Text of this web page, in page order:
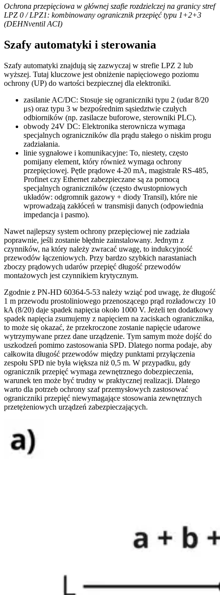
Ochrona przepięciowa w głównej szafie rozdzielczej na granicy stref
LPZ 0 / LPZ1: kombinowany ogranicznik przepięć typu 1+2+3
(DEHNventil ACI)
Szafy automatyki i sterowania
Szafy automatyki znajdują się zazwyczaj w strefie LPZ 2 lub
wyższej. Tutaj kluczowe jest obniżenie napięciowego poziomu
ochrony (UP) do wartości bezpiecznej dla elektroniki.
zasilanie AC/DC: Stosuje się ograniczniki typu 2 (udar 8/20
μs) oraz typu 3 w bezpośrednim sąsiedztwie czułych
odbiorników (np. zasilacze buforowe, sterowniki PLC).
obwody 24V DC: Elektronika sterownicza wymaga
specjalnych ograniczników dla prądu stałego o niskim progu
zadziałania.
linie sygnałowe i komunikacyjne: To, niestety, często
pomijany element, który również wymaga ochrony
przepięciowej. Pętle prądowe 4-20 mA, magistrale RS-485,
Profinet czy Ethernet zabezpieczane są za pomocą
specjalnych ograniczników (często dwustopniowych
układów: odgromnik gazowy + diody Transil), które nie
wprowadzają zakłóceń w transmisji danych (odpowiednia
impedancja i pasmo).
Nawet najlepszy system ochrony przepięciowej nie zadziała
poprawnie, jeśli zostanie błędnie zainstalowany. Jednym z
czynników, na który należy zwracać uwagę, to indukcyjność
przewodów łączeniowych. Przy bardzo szybkich narastaniach
zboczy prądowych udarów przepięć długość przewodów
montażowych jest czynnikiem krytycznym.
Zgodnie z PN-HD 60364-5-53 należy wziąć pod uwagę, że długość
1 m przewodu prostoliniowego przenoszącego prąd rozładowczy 10
kA (8/20) daje spadek napięcia około 1000 V. Jeżeli ten dodatkowy
spadek napięcia zsumujemy z napięciem na zaciskach ogranicznika,
to może się okazać, że przekroczone zostanie napięcie udarowe
wytrzymywane przez dane urządzenie. Tym samym może dojść do
uszkodzeń pomimo zastosowania SPD. Dlatego norma podaje, aby
całkowita długość przewodów między punktami przyłączenia
zespołu SPD nie była większa niż 0,5 m. W przypadku, gdy
ogranicznik przepięć wymaga zewnętrznego dobezpieczenia,
warunek ten może być trudny w praktycznej realizacji. Dlatego
warto dla potrzeb ochrony szaf przemysłowych zastosować
ograniczniki przepięć niewymagające stosowania zewnętrznych
przetężeniowych urządzeń zabezpieczających.